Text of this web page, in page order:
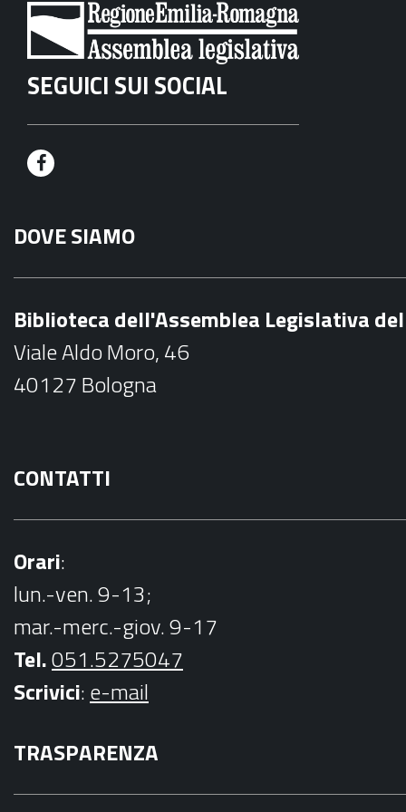
SEGUICI SUI SOCIAL
F
c
e
o
k
DOVE SIAMO
Biblioteca dell'Assemblea Legislativa
Viale Aldo Moro, 46
40127 Bologna
CONTATTI
Orari:
lun.-ven. 9-13;
mar.-merc.-giov. 9-17
Tel.051.5275047
Scrivici:e-mail
TRASPARENZA